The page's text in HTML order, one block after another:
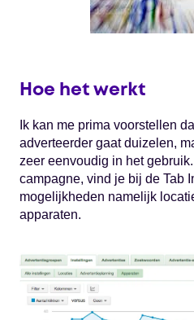
Hoe het werkt
Ik kan me prima voorstellen
adverteerder gaat duizelen,
zeer eenvoudig in het
campagne, vind je bij de Tab
mogelijkheden namelijk
apparaten.